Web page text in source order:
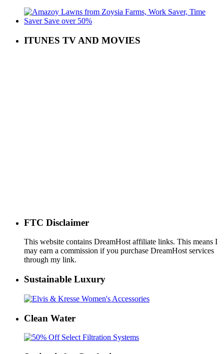
ITUNES TV AND MOVIES
FTC Disclaimer
This website contains DreamHost affiliate links. This means I
may earn a commission if you purchase DreamHost services
through my link.
Sustainable Luxury
Clean Water